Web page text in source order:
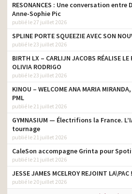
RESONANCES : Une conversation
Anne-Sophie Pic
publié le 27 juillet 2026
SPLINE PORTE SQUEEZIE AVEC SON
publié le 23 juillet 2026
BIRTH LX – CARLIJN JACOBS RÉALISE LE
OLIVIA RODRIGO
publié le 23 juillet 2026
KINOU – WELCOME ANA MARIA
PML
publié le 21 juillet 2026
GYMNASIUM — Électrifions la France.
tournage
publié le 21 juillet 2026
CaleSon accompagne Grinta pour
publié le 21 juillet 2026
JESSE JAMES MCELROY REJOINT LA\PAC !
publié le 20 juillet 2026